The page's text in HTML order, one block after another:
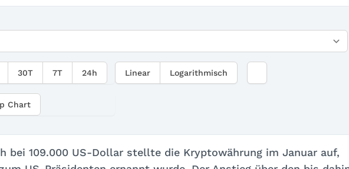
30T 7T 24h
Chart
Linear Logarithmisch
bei 109.000 US-Dollar stellte die Kryptowährung im Januar auf,